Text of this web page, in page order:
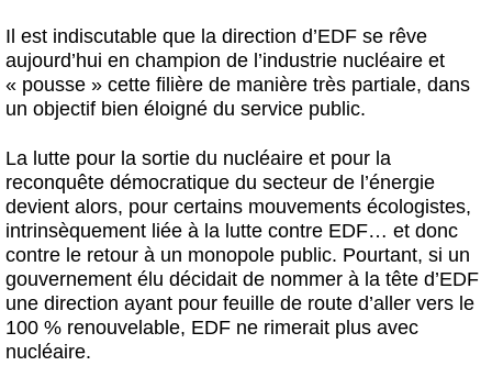
Il est indiscutable que la direction d’EDF se rêve
aujourd’hui en champion de l’industrie nucléaire et
« pousse » cette filière de manière très partiale, dans
un objectif bien éloigné du service public.
La lutte pour la sortie du nucléaire et pour la
reconquête démocratique du secteur de l’énergie
devient alors, pour certains mouvements écologistes,
intrinsèquement liée à la lutte contre EDF… et donc
contre le retour à un monopole public. Pourtant, si un
gouvernement élu décidait de nommer à la tête d’EDF
une direction ayant pour feuille de route d’aller vers le
100 % renouvelable, EDF ne rimerait plus avec
nucléaire.